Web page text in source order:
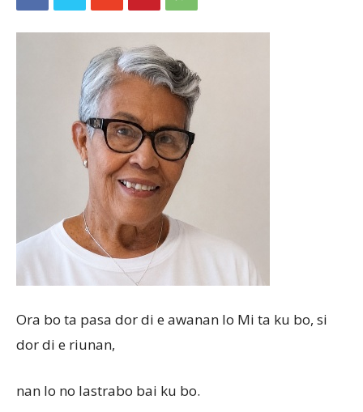
Ora bo ta pasa dor di e awanan lo Mi ta ku bo, si
dor di e riunan,
nan lo no lastrabo bai ku bo.